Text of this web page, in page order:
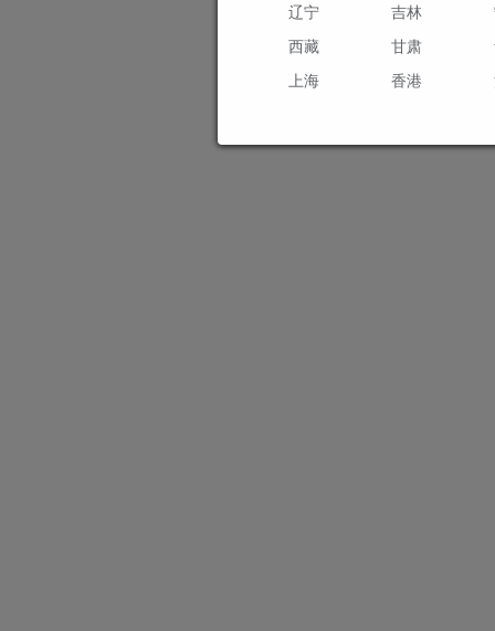
辽宁
吉林
西藏
甘肃
上海
香港